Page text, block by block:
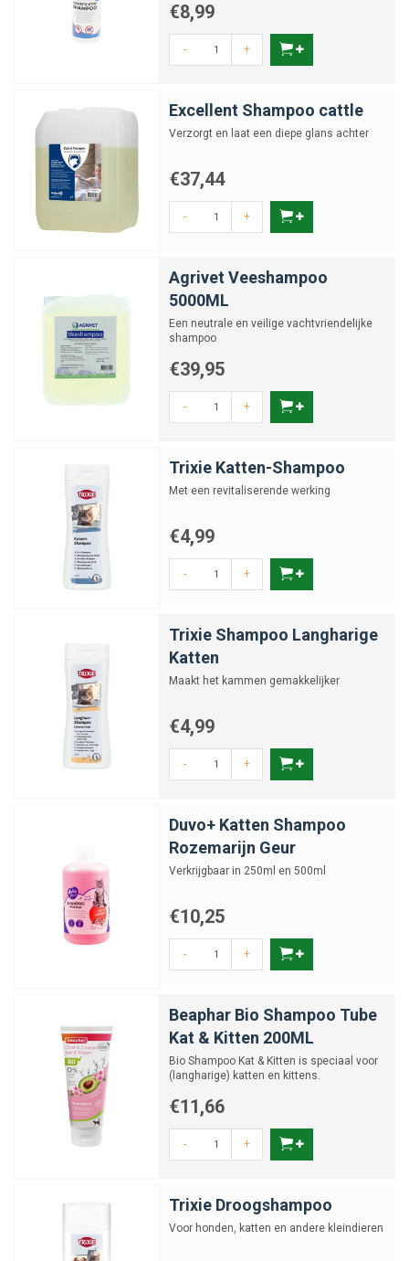
€8,99
- +
Excellent Shampoo cattle
Verzorgt en laat een diepe glans achter
€37,44
- +
Agrivet Veeshampoo
5000ML
Een neutrale en veilige vachtvriendelijke
shampoo
€39,95
- +
Trixie Katten-Shampoo
Met een revitaliserende werking
€4,99
- +
Trixie Shampoo Langharige
Katten
Maakt het kammen gemakkelijker
€4,99
- +
Duvo+ Katten Shampoo
Rozemarijn Geur
Verkrijgbaar in 250ml en 500ml
€10,25
- +
Beaphar Bio Shampoo Tube
Kat & Kitten 200ML
Bio Shampoo Kat & Kitten is speciaal voor
(langharige) katten en kittens.
€11,66
- +
Trixie Droogshampoo
Voor honden, katten en andere kleindieren